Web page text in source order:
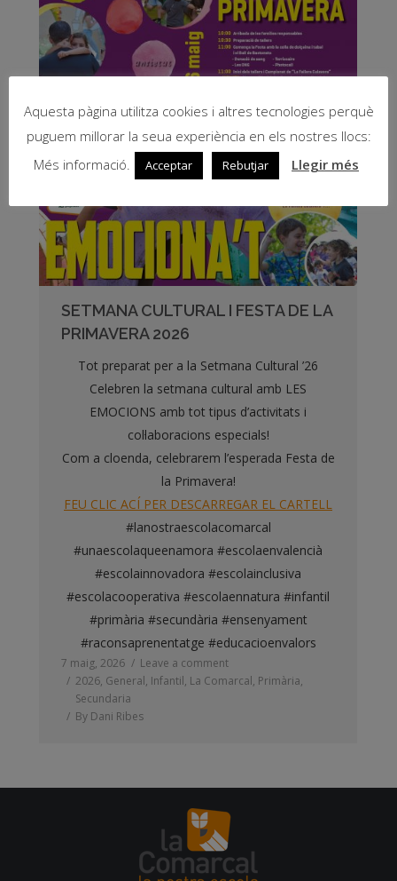
SETMANA CULTURAL I FESTA DE LA
PRIMAVERA 2026
Tot preparat per a la Setmana Cultural ’26
Celebren la setmana cultural amb LES
EMOCIONS amb tot tipus d’activitats i
col·laboracions especials!
Com a cloenda, celebrarem l’esperada Festa de
la Primavera!
FEU CLIC ACÍ PER DESCARREGAR EL CARTELL
#lanostraescolacomarcal
#unaescolaqueenamora #escolaenvalencià
#escolainnovadora #escolainclusiva
#escolacooperativa #escolaennatura #infantil
#primària #secundària #ensenyament
#raconsaprenentatge #educacioenvalors
7 maig, 2026
Leave a comment
2026, General, Infantil, La Comarcal, Primària,
Secundaria
By Dani Ribes
Aquesta pàgina utilitza cookies i altres tecnologies perquè
puguem millorar la seua experiència en els nostres llocs:
Més informació.
Acceptar Rebutjar Llegir més